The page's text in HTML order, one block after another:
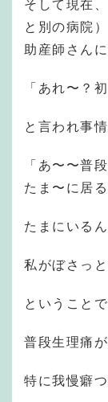
そして現在
と別の病院
助産師さんに
「あれ〜？
と言われ事
「あ〜〜普
たま〜に居
たまにいる
私がぼさっ
ということで
普段生理痛
特に我慢癖